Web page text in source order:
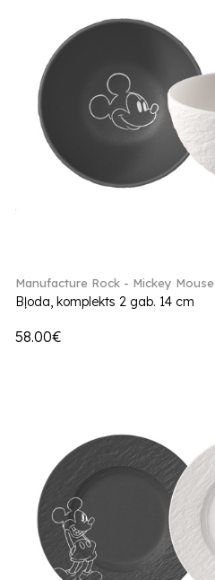
Manufacture Rock - Mickey Mouse
Bļoda, komplekts 2 gab. 14 cm
58.00€